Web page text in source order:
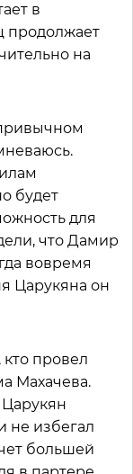
в
продолжает
на
будет
для
что Дамир
вовремя
Царукяна он
провел
Махачева.
не избегал
большей